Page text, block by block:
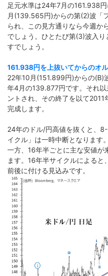
足元水準は24年7月の161.938
月(139.565円)からの第(2)波「
られ、この見方通りなら今週か
でしょう。ひとたび第(3)波入
すでしょう。
161.938円を上抜いてからのオ
22年10月(151.899円)からの(B)
年4月の139.877円です。それ
ントされ、その終了を以て
完成します。
24年のドル/円高値を抜くと、
イクル」は一時中断となります。
一方、16年半ごとに主な安値が
ます。16年半サイクルによると
前後に付ける見込みです。